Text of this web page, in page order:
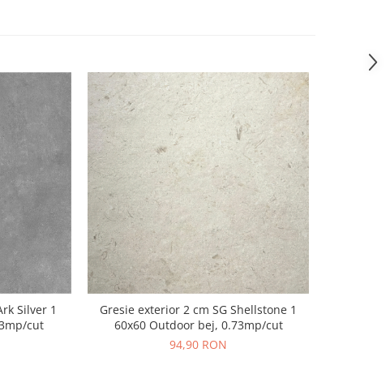
Silver 1
cut
Gresie exterior 2 cm SG Shellstone 1
60x60 Outdoor bej, 0.73mp/cut
94,90 RON